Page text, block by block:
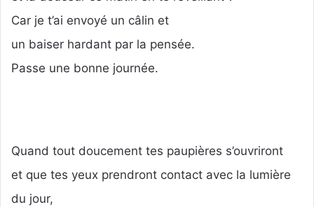
Car je t’ai envoyé un câlin et
un baiser hardant par la pensée.
Passe une bonne journée.
Quand tout doucement tes paupières s’ouvriront
et que tes yeux prendront contact avec la lumière
du jour,